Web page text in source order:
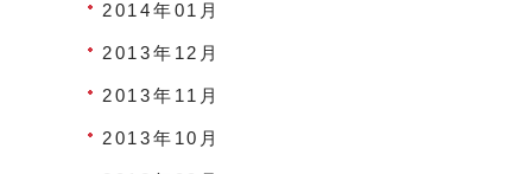
2014年01月
2013年12月
2013年11月
2013年10月